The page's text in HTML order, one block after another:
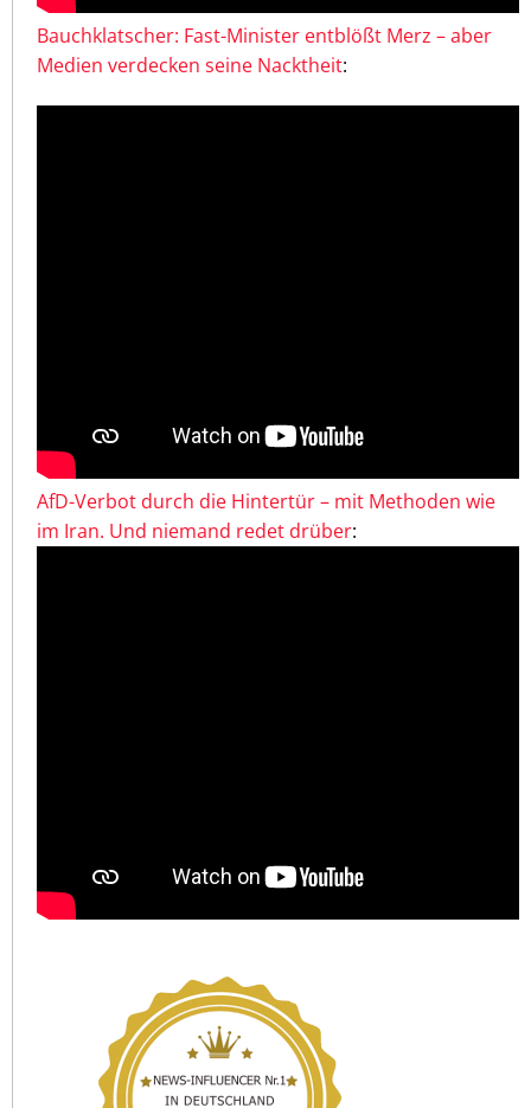
Bauchklatscher: Fast-Minister entblößt Merz – aber
Medien verdecken seine Nacktheit:
AfD-Verbot durch die Hintertür – mit Methoden wie
im Iran. Und niemand redet drüber: